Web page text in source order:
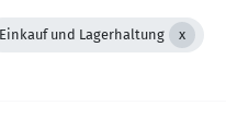
Einkauf und Lagerhaltung